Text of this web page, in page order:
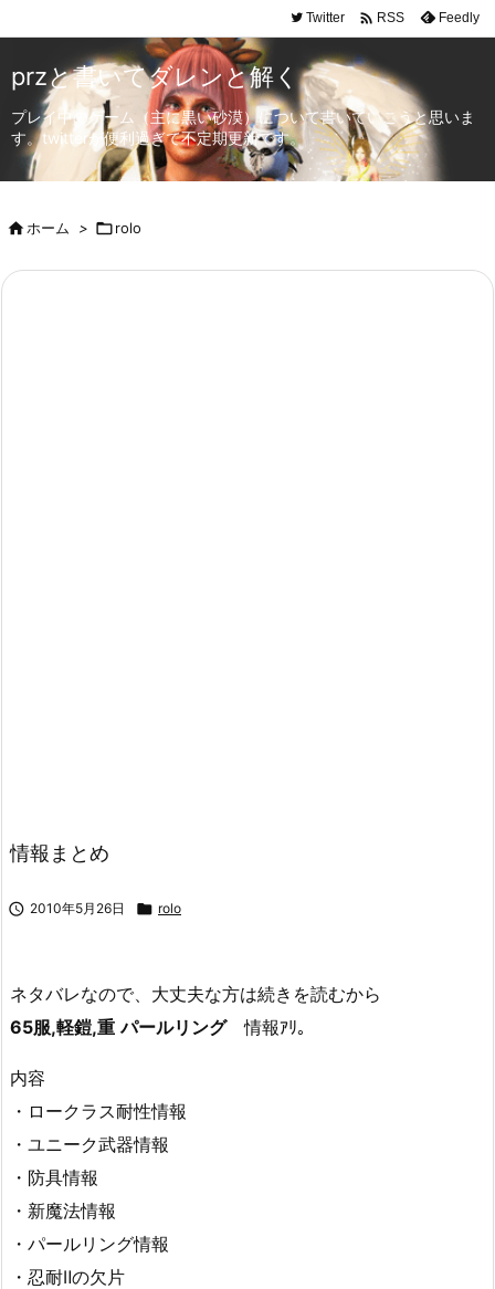
Twitter  RSS Feedly
przと書いてダレンと解く
プレイ中のゲーム（主に黒い砂漠）について書いていこうと思いま
す。twitterが便利過ぎて不定期更新です。
ホーム > rolo
情報まとめ
 2010年5月26日  rolo
ネタバレなので、大丈夫な方は続きを読むから
65服,軽鎧,重 パールリング情報ｱﾘ。
内容
・ロークラス耐性情報
・ユニーク武器情報
・防具情報
・新魔法情報
・パールリング情報
・忍耐Ⅱの欠片